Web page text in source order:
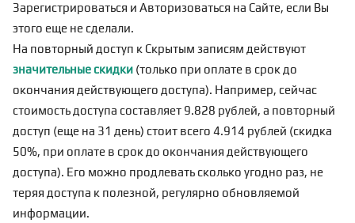
Зарегистрироваться и Авторизоваться на Сайте, если Вы
этого еще не сделали.
На повторный доступ к Скрытым записям действуют
значительные скидки (только при оплате в срок до
окончания действующего доступа). Например, сейчас
стоимость доступа составляет 9.828 рублей, а повторный
доступ (еще на 31 день) стоит всего 4.914 рублей (скидка
50%, при оплате в срок до окончания действующего
доступа). Его можно продлевать сколько угодно раз, не
теряя доступа к полезной, регулярно обновляемой
информации.